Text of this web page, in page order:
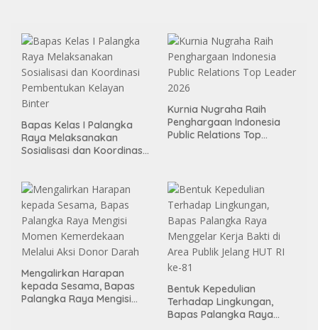
Bapas Kelas I Palangka
Raya Melaksanakan
Sosialisasi dan Koordinasi
Kurnia Nugraha Raih
Penghargaan Indonesia
Public Relations Top
Mengalirkan Harapan
kepada Sesama, Bapas
Palangka Raya Mengisi
Bentuk Kepedulian
Terhadap Lingkungan,
Bapas Palangka Raya